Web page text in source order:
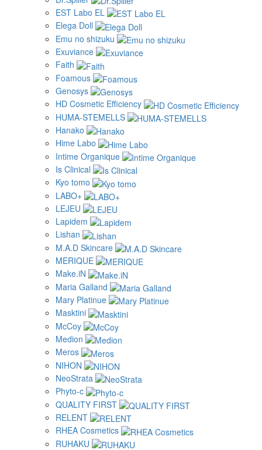
EST Labo EL
Elega Doll
Emu no shizuku
Exuviance
Faith
Foamous
Genosys
HD Cosmetic Efficiency
HUMA-STEMELLS
Hanako
Hime Labo
Intime Organique
Is Clinical
Kyo tomo
LABO+
LEJEU
Lapidem
Lishan
M.A.D Skincare
MERIQUE
Make.iN
Maria Galland
Mary Platinue
Masktini
McCoy
Medion
Meros
NIHON
NeoStrata
Phyto-c
QUALITY FIRST
RELENT
RHEA Cosmetics
RUHAKU